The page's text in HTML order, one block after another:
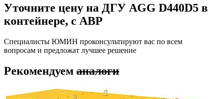
Уточните цену на ДГУ AGG D440D5 в
контейнере, с АВР
Специалисты ЮМИН проконсультируют вас по всем
вопросам и предложат лучшее решение
Рекомендуем аналоги